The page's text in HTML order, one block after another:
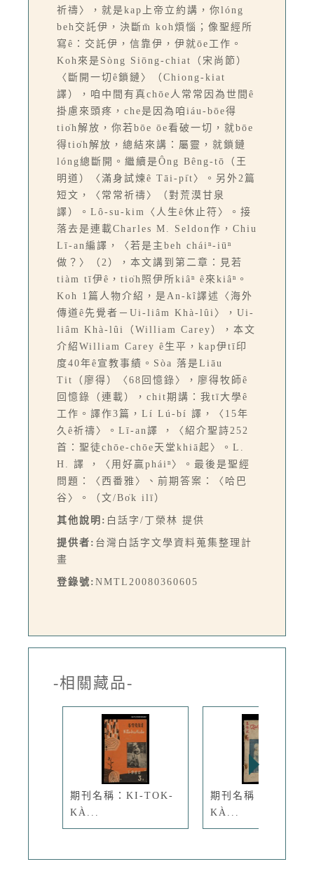
祈禱〉，就是kap上帝立約講，你lóng
beh交託伊，決斷m̄ koh煩惱；像聖經所
寫ê：交託伊，信靠伊，伊就ōe工作。
Koh來是Sòng Siōng-chiat（宋尚節）
〈斷開一切ê鎖鏈〉（Chiong-kiat
譯），咱中間有真chōe人常常因為世間ê
掛慮來頭疼，che是因為咱iáu-bōe得
tio̍h解放，你若bōe ōe看破一切，就bōe
得tio̍h解放，總結來講：屬靈，就鎖鏈
lóng總斷開。繼續是Ông Bêng-tō（王
明道）〈滿身試煉ê Tāi-pi̍t〉。另外2篇
短文，〈常常祈禱〉（對荒漠甘泉
譯）。Lô-su-kim〈人生ê休止符〉。接
落去是連載Charles M. Seldon作，Chiu
Lī-an編譯，〈若是主beh cháiⁿ-iūⁿ
做？〉（2），本文講到第二章：見若
tiàm tī伊ê，tio̍h照伊所kiâⁿ ê來kiâⁿ。
Koh 1篇人物介紹，是An-kî譯述〈海外
傳道ê先覺者－Ui-liâm Khà-lûi〉，Ui-
liâm Khà-lûi（William Carey），本文
介紹William Carey ê生平，kap伊tī印
度40年ê宣教事績。Sòa 落是Liāu
Tit（廖得）〈68回憶錄〉，廖得牧師ê
回憶錄（連載），chit期講：我tī大學ê
工作。譯作3篇，Lí Lú-bí 譯，〈15年
久ê祈禱〉。Lī-an譯 ，〈紹介聖詩252
首：聖徒chōe-chōe天堂khiā起〉。L.
H. 譯 ，〈用好贏pháiⁿ〉。最後是聖經
問題：〈西番雅〉、前期答案：〈哈巴
谷〉。（文/Bo̍k ilī）
其他說明: 白話字/丁榮林 提供
提供者: 台灣白話字文學資料蒐集整理計
畫
登錄號: NMTL20080360605
-相關藏品-
期刊名稱：KI-TOK-
KÀ...
期刊名稱：KI-TOK-
KÀ...